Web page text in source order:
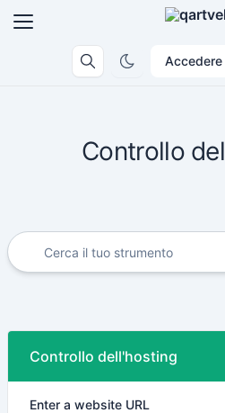
Accedere
Controllo
Controllo dell'hosting
Enter a website URL